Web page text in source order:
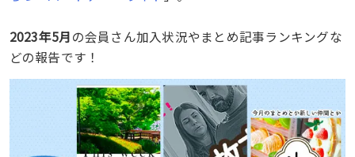
2023年5月の会員さん加入状況やまとめ記事ランキングな
どの報告です！